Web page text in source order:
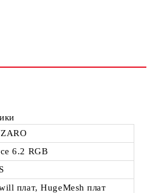
6.2 RGB
плат, HugeMesh плат